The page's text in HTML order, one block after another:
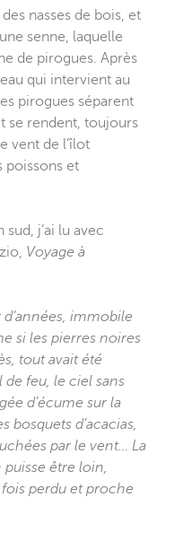
nasses de bois, et
senne, laquelle
de pirogues. Après
qui intervient au
pirogues séparent
se rendent, toujours
vent de l’îlot
poissons et
j’ai lu avec
Voyage à
immobile
si les pierres noires
tout avait été
feu, le ciel sans
d’écume sur la
bosquets d’acacias,
par le vent… La
puisse être loin,
perdu et proche